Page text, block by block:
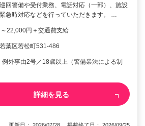
回警備や受付業務、電話対応（一部）、施設
急時対応などを行っていただきます。 …
22,000円＋交通費支給
葉区若松町531-486
外事由2号／18歳以上（警備業法による制
詳細を見る